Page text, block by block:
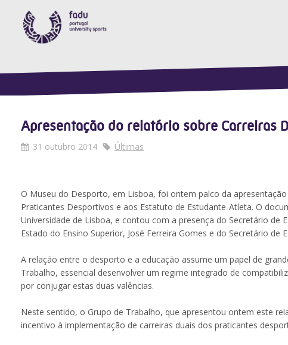
Apresentação do relatório sobre Carreiras
31 outubro 2014 Últimas
O Museu do Desporto, em Lisboa, foi ontem palco da
Praticantes Desportivos e aos Estatuto de Estudante-Atleta. O
Universidade de Lisboa, e contou com a presença do Secretário de
Estado do Ensino Superior, José Ferreira Gomes e do Secretário de
A relação entre o desporto e a educação assume um papel de
Trabalho, essencial desenvolver um regime integrado de
por conjugar estas duas valências.
Neste sentido, o Grupo de Trabalho, que apresentou ontem este
incentivo à implementação de carreiras duais dos praticantes